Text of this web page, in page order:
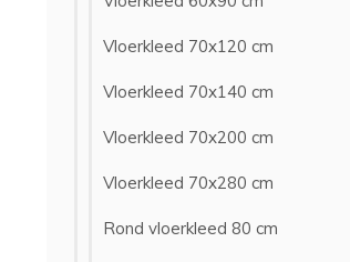
Vloerkleed 70x120 cm
Vloerkleed 70x140 cm
Vloerkleed 70x200 cm
Vloerkleed 70x280 cm
Rond vloerkleed 80 cm